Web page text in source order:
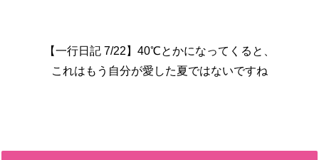
【一行日記 7/22】40℃とかになってくると、
これはもう自分が愛した夏ではないですね